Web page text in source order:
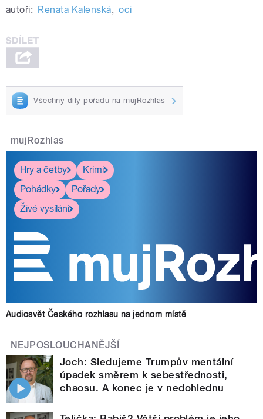
autoři: Renata Kalenská, oci
Všechny díly pořadu na mujRozhlas
mujRozhlas
Hry a četby
Krimi
Pohádky
Pořady
Živé vysílání
Audiosvět Českého rozhlasu na jednom místě
NEJPOSLOUCHANĚJŠÍ
Joch: Sledujeme Trumpův mentální
úpadek směrem k sebestřednosti,
chaosu. A konec je v nedohlednu